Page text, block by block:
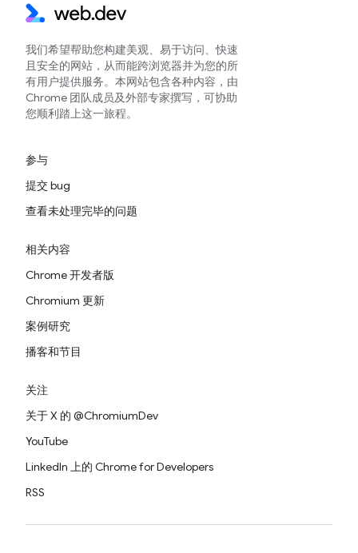
我们希望帮助您构建美观、易于访问、快速
且安全的网站，从而能跨浏览器并为您的所
有用户提供服务。本网站包含各种内容，由
Chrome 团队成员及外部专家撰写，可协助
您顺利踏上这一旅程。
参与
提交 bug
查看未处理完毕的问题
相关内容
Chrome 开发者版
Chromium 更新
案例研究
播客和节目
关注
关于 X 的 @ChromiumDev
YouTube
LinkedIn 上的 Chrome for Developers
RSS